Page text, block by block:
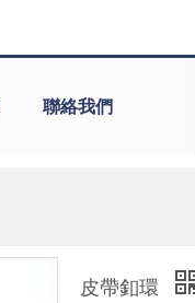
聯絡我們
皮帶釦環